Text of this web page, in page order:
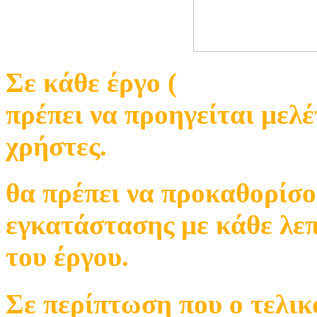
Σε κάθε έργο (
πρέπει να προηγείται
χρήστες.
θα πρέπει να
εγκατάστασης με κάθε
του έργου.
Σε περίπτωση που ο